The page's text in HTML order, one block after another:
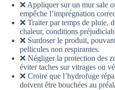
❌ Appliquer sur un mur sale
empêche l’imprégnation
❌ Traiter par temps de pluie,
chaleur, conditions
❌ Surdoser le produit,
pellicules non respirantes.
❌ Négliger la protection des
éviter taches sur vitrages ou
❌ Croire que l’hydrofuge
doivent être bouchées au